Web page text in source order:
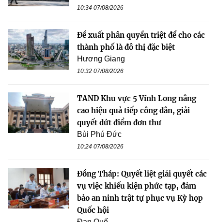
10:34 07/08/2026
Đề xuất phân quyền triệt để cho các
thành phố là đô thị đặc biệt
Hương Giang
10:32 07/08/2026
TAND Khu vực 5 Vĩnh Long nâng
cao hiệu quả tiếp công dân, giải
quyết dứt điểm đơn thư
Bùi Phú Đức
10:24 07/08/2026
Đồng Tháp: Quyết liệt giải quyết các
vụ việc khiếu kiện phức tạp, đảm
bảo an ninh trật tự phục vụ Kỳ họp
Quốc hội